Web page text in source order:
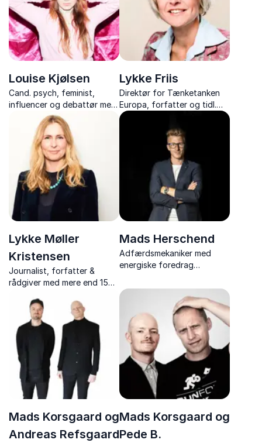
Louise Kjølsen
Cand. psych, feminist,
influencer og debattør med
foredrag om digital
sikkerhed, sociale medier,
feminismens mange ansigter
og unges online liv.
Lykke Friis
Direktør for Tænketanken
Europa, forfatter og tidl.
Tysklandskorrespondent
Lykke Møller
Kristensen
Journalist, forfatter &
rådgiver med mere end 15
og kommunikation samt
konkrete løsninger til skoler,
forældre, virksomheder og
ledere.
Mads Herschend
Adfærdsmekaniker med
energiske foredrag
samarbejde, trivsel og
ledelse, med konkrete
værktøjer, som I kan
implementere i jeres
hverdag.
Mads Korsgaard og
Andreas Refsgaard
Mads Korsgaard og
Pede B.